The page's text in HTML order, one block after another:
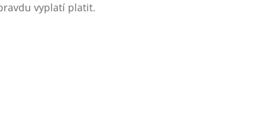
vyplatí platit.